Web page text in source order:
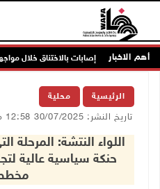
أهم الاخبار إصابات بالاختناق خلال
الرئيسية محلية
تاريخ النشر: 30/07/2025 12:58 م
اللواء النتشة: المرحلة
حنكة سياسية عالية